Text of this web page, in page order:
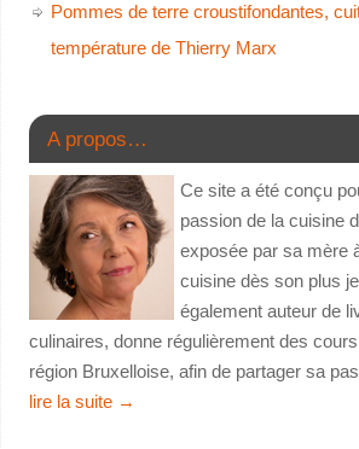
Pommes de terre croustifondantes,
température de Thierry Marx
A propos…
Ce site a été conçu
passion de la cuisine
exposée par sa mère
cuisine dès son plus
également auteur de
culinaires, donne régulièrement des
région Bruxelloise, afin de partager sa
lire la suite →